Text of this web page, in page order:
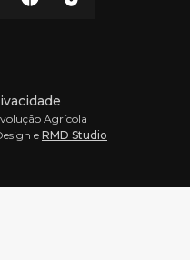
Agrícola
eRMD Studio